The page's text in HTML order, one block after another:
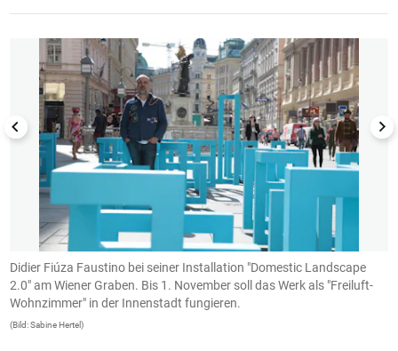
1/8
Didier Fiúza Faustino bei seiner Installation "Domestic Landscape
2.0" am Wiener Graben. Bis 1. November soll das Werk als "Freiluft-
Wohnzimmer" in der Innenstadt fungieren.
(Bild: Sabine Hertel)